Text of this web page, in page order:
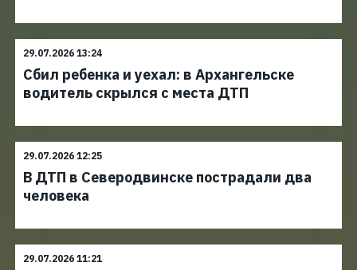
29.07.2026 13:24
Сбил ребенка и уехал: в Архангельске
водитель скрылся с места ДТП
29.07.2026 12:25
В ДТП в Северодвинске пострадали два
человека
29.07.2026 11:21